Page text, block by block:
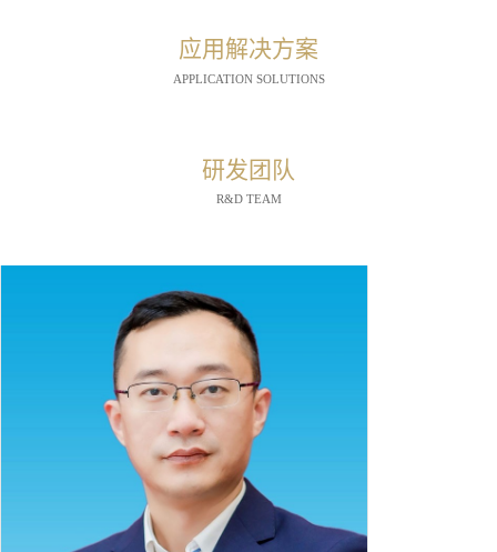
应用解决方案
APPLICATION SOLUTIONS
研发团队
R&D TEAM